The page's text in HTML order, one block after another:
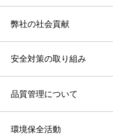
弊社の社会貢献
安全対策の取り組み
品質管理について
環境保全活動